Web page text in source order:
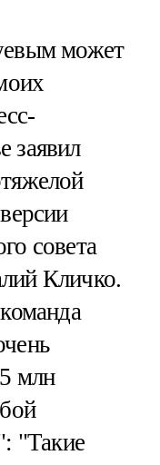
может
заявил
совета
Кличко.
млн
"Такие